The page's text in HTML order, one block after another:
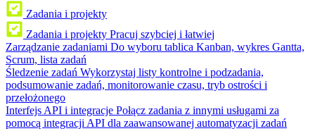
Zadania i projekty
Zadania i projekty Pracuj szybciej i łatwiej
Zarządzanie zadaniami Do wyboru tablica Kanban, wykres Gantta,
Scrum, lista zadań
Śledzenie zadań Wykorzystaj listy kontrolne i podzadania,
podsumowanie zadań, monitorowanie czasu, tryb ostrości i
przełożonego
Interfejs API i integracje Połącz zadania z innymi usługami za
pomocą integracji API dla zaawansowanej automatyzacji zadań